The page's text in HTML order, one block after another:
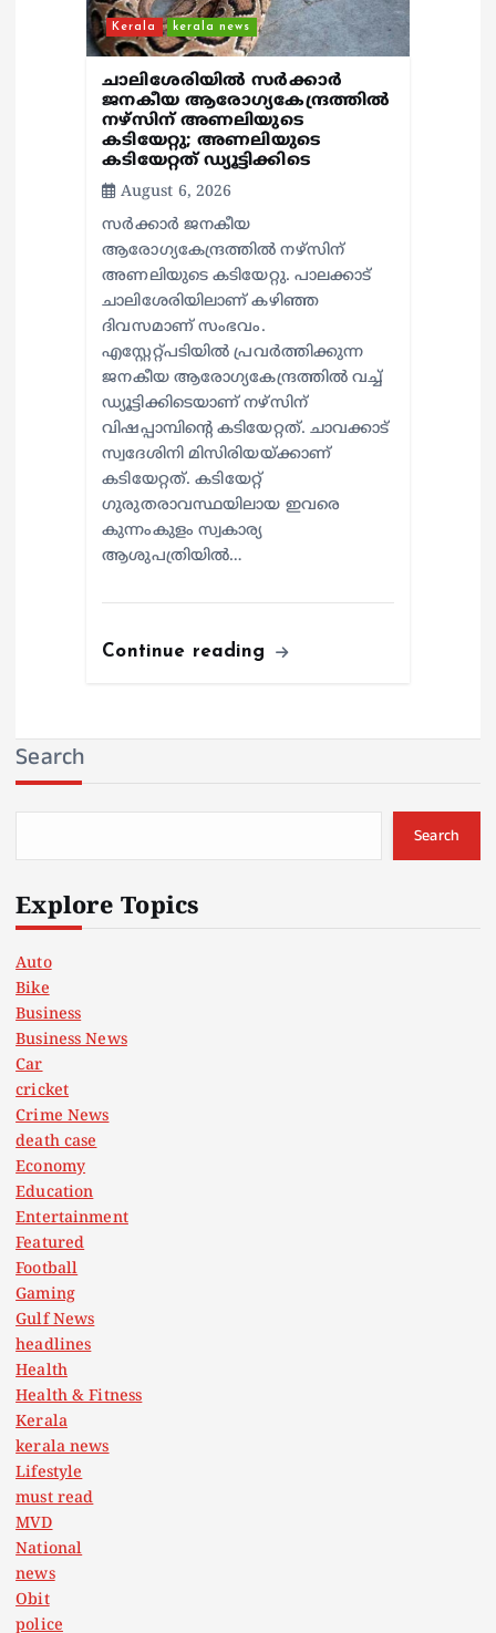
Kerala kerala news
ചാലിശേരിയില്‍ സര്‍ക്കാര്‍
ജനകീയ ആരോഗ്യകേന്ദ്രത്തില്‍
നഴ്സിന് അണലിയുടെ
കടിയേറ്റു; അണലിയുടെ
കടിയേറ്റത് ഡ്യൂട്ടിക്കിടെ
August 6, 2026
സര്‍ക്കാര്‍ ജനകീയ
ആരോഗ്യകേന്ദ്രത്തില്‍ നഴ്സിന്
അണലിയുടെ കടിയേറ്റു. പാലക്കാട്
ചാലിശേരിയിലാണ് കഴിഞ്ഞ
ദിവസമാണ് സംഭവം.
എസ്റ്റേറ്റ്പടിയില്‍ പ്രവര്‍ത്തിക്കുന്ന
ജനകീയ ആരോഗ്യകേന്ദ്രത്തില്‍ വച്ച്
ഡ്യൂട്ടിക്കിടെയാണ് നഴ്സിന്
വിഷപ്പാമ്പിന്റെ കടിയേറ്റത്. ചാവക്കാട്
സ്വദേശിനി മിസിരിയയ്ക്കാണ്
കടിയേറ്റത്. കടിയേറ്റ്
ഗുരുതരാവസ്ഥയിലായ ഇവരെ
കുന്നംകുളം സ്വകാര്യ
ആശുപത്രിയില്‍…
Continue reading
Search
Search
Explore Topics
Auto
Bike
Business
Business News
Car
cricket
Crime News
death case
Economy
Education
Entertainment
Featured
Football
Gaming
Gulf News
headlines
Health
Health & Fitness
Kerala
kerala news
Lifestyle
must read
MVD
National
news
Obit
police